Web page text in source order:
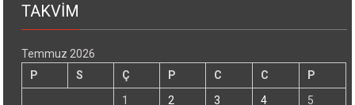
TAKVİM
Temmuz 2026
P
S Ç P C C
P
1
2 3 4
5